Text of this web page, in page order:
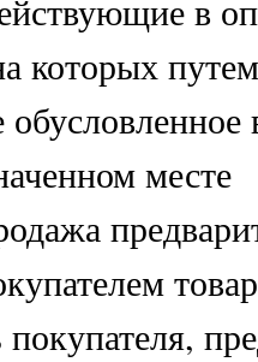
в
которых
месте
покупателя,